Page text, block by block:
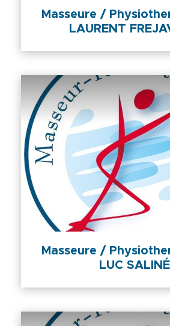
Masseure /
LAURENT
Masseure /
LUC SALINÉ